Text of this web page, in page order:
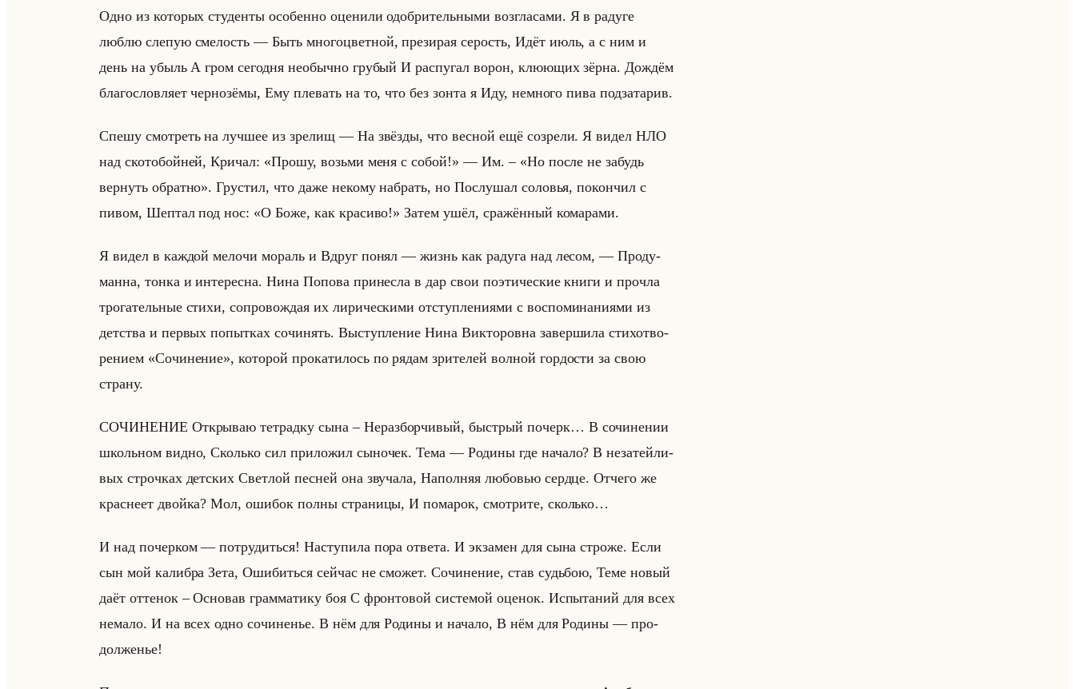
Одно из ко­то­рых сту­ден­ты осо­бен­но оце­ни­ли одоб­ри­тельны­ми воз­гла­са­ми. Я в ра­ду­ге
люблю сле­пую сме­лость — Быть мно­го­цвет­ной, пре­зи­рая се­рость, Идёт июль, а с ним и
день на убыль А гром се­год­ня необыч­но гру­бый И рас­пу­гал ворон, клю­ющих зёрна. До­ждём
бла­го­слов­ля­ет чер­но­зё­мы, Ему пле­вать на то, что без зонта я Иду, немно­го пива под­за­та­рив.
Спешу смот­реть на луч­шее из зре­лищ — На звёз­ды, что вес­ной ещё со­зре­ли. Я видел НЛО
над ско­то­бойней, Кри­чал: «Прошу, возьми меня с собой!» — Им. – «Но после не забудь
вернуть обратно». Гру­стил, что даже неко­му на­брать, но По­слу­шал со­ло­вья, по­кон­чил с
пивом, Шеп­тал под нос: «О Боже, как красиво!» Затем ушёл, сра­жён­ный ко­ма­ра­ми.
Я видел в каж­дой ме­ло­чи мо­раль и Вдруг понял — жизнь как ра­ду­га над лесом, — Про­ду­
ман­на, тонка и ин­те­рес­на. Нина По­по­ва при­нес­ла в дар свои по­эти­че­ские книги и про­чла
тро­га­тельные стихи, со­про­вож­дая их ли­ри­че­ски­ми от­ступ­ле­ни­ями с вос­по­ми­на­ни­ями из
дет­ства и пер­вых по­пыт­ках со­чи­нять. Вы­ступ­ле­ние Нина Вик­то­ров­на за­вер­ши­ла сти­хо­тво­
ре­ни­ем «Сочинение», ко­то­рой про­ка­ти­лось по рядам зри­те­лей вол­ной гор­до­сти за свою
стра­ну.
СО­ЧИ­НЕ­НИЕ От­кры­ваю тет­рад­ку сына – Нераз­бор­чи­вый, быст­рый по­черк… В со­чи­не­нии
школьном видно, Сколько сил при­ло­жил сы­но­чек. Тема — Ро­ди­ны где на­ча­ло? В неза­тейли­
вых строч­ках дет­ских Свет­лой пес­ней она зву­ча­ла, На­пол­няя лю­бо­вью серд­це. От­че­го же
крас­не­ет двойка? Мол, оши­бок полны стра­ни­цы, И по­ма­рок, смот­ри­те, сколько…
И над по­чер­ком — по­тру­диться! На­сту­пи­ла пора от­ве­та. И эк­за­мен для сына стро­же. Если
сын мой ка­либ­ра Зета, Оши­биться сейчас не смо­жет. Со­чи­не­ние, став судьбою, Теме новый
даёт от­те­нок – Ос­но­вав грам­ма­ти­ку боя С фрон­то­вой си­сте­мой оце­нок. Ис­пы­та­ний для всех
нема­ло. И на всех одно со­чи­не­нье. В нём для Ро­ди­ны и на­ча­ло, В нём для Ро­ди­ны — про­
дол­же­нье!